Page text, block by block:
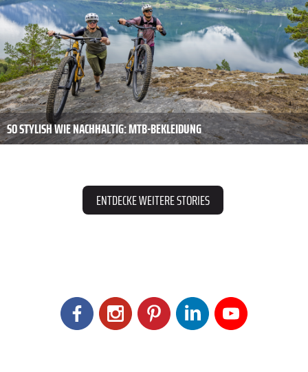
SO STYLISH WIE NACHHALTIG: MTB-BEKLEIDUNG
ENTDECKE WEITERE STORIES